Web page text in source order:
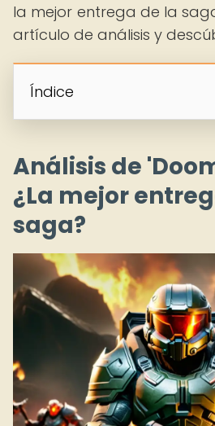
la mejor entrega de la
artículo de análisis y
Índice
Análisis de
¿La mejor
saga?